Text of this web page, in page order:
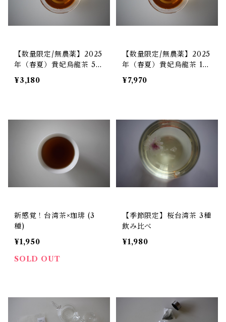
【数量限定/無農薬】2025
年（春夏）貴妃烏龍茶 50
g
¥3,180
【数量限定/無農薬】2025
年（春夏）貴妃烏龍茶 15
0g
¥7,970
新感覚！台湾茶×珈琲 (3
種)
¥1,950
SOLD OUT
【季節限定】桜台湾茶 3種
飲み比べ
¥1,980